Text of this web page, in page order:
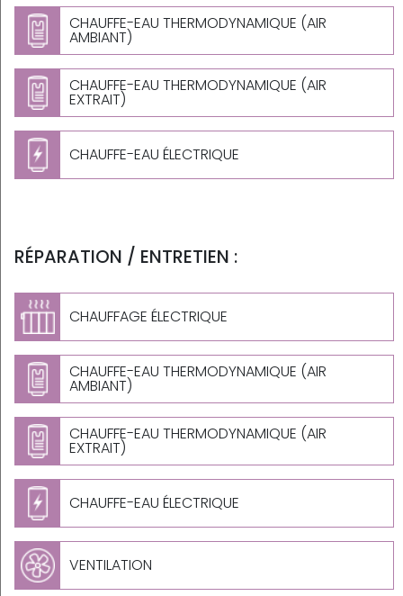
CHAUFFE-EAU THERMODYNAMIQUE (AIR
AMBIANT)
CHAUFFE-EAU THERMODYNAMIQUE (AIR
EXTRAIT)
CHAUFFE-EAU ÉLECTRIQUE
RÉPARATION / ENTRETIEN :
CHAUFFAGE ÉLECTRIQUE
CHAUFFE-EAU THERMODYNAMIQUE (AIR
AMBIANT)
CHAUFFE-EAU THERMODYNAMIQUE (AIR
EXTRAIT)
CHAUFFE-EAU ÉLECTRIQUE
VENTILATION